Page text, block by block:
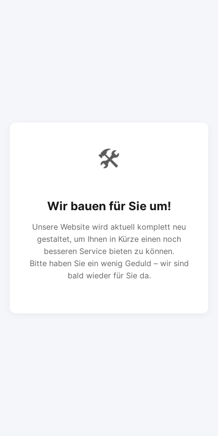
🛠️
Wir bauen für Sie um!
Unsere Website wird aktuell komplett neu
gestaltet, um Ihnen in Kürze einen noch
besseren Service bieten zu können.
Bitte haben Sie ein wenig Geduld – wir sind
bald wieder für Sie da.